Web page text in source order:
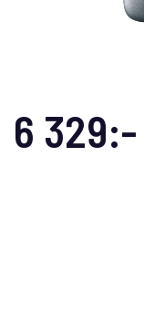
6 329:-